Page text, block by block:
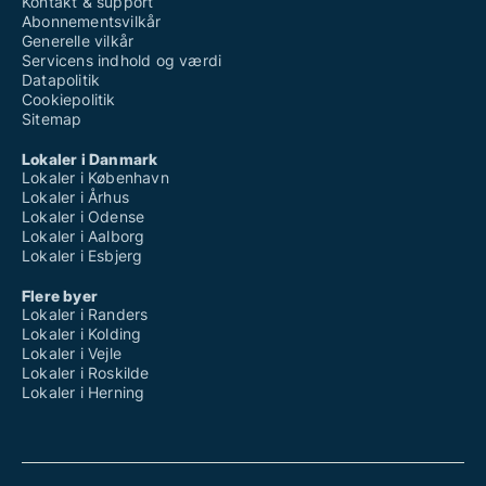
Abonnementsvilkår
Generelle vilkår
Servicens indhold og værdi
Datapolitik
Cookiepolitik
Sitemap
Lokaler i Danmark
Lokaler i København
Lokaler i Århus
Lokaler i Odense
Lokaler i Aalborg
Lokaler i Esbjerg
Flere byer
Lokaler i Randers
Lokaler i Kolding
Lokaler i Vejle
Lokaler i Roskilde
Lokaler i Herning